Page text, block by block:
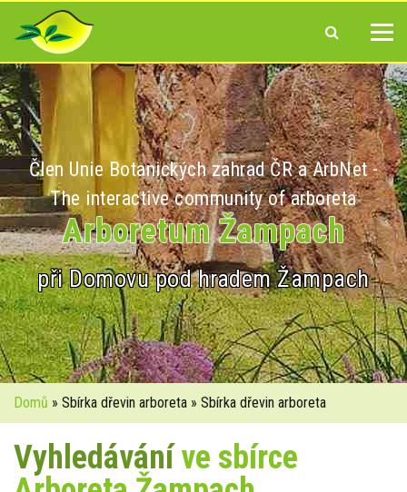
Člen Unie Botanických zahrad ČR a ArbNet -
The interactive community of arboreta
Arboretum Žampach
při Domovu pod hradem Žampach
Domů » Sbírka dřevin arboreta » Sbírka dřevin arboreta
Vyhledáváníve sbírce